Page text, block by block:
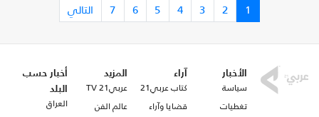
1
2
3
4
5
6
7 التالي
الأخبار
سياسة
تغطيات
آراء
كتاب عربي21
قضايا وآراء
المزيد
عربي21 TV
عالم الفن
أخبار حسب
البلد
العراق